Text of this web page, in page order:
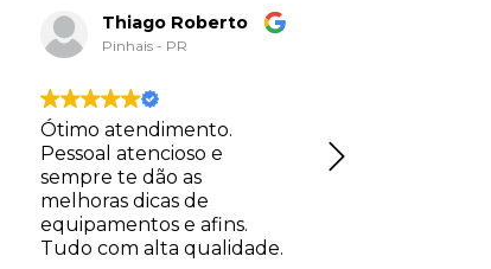
Thiago Roberto
Pinhais - PR
Ótimo atendimento.
Pessoal atencioso e
sempre te dão as
melhoras dicas de
equipamentos e afins.
Tudo com alta qualidade.